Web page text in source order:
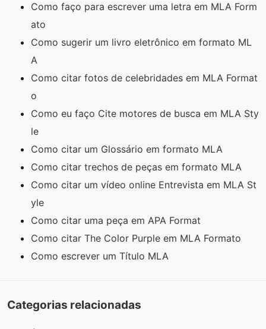
Como faço para escrever uma letra em MLA Form
ato
Como sugerir um livro eletrônico em formato ML
A
Como citar fotos de celebridades em MLA Format
o
Como eu faço Cite motores de busca em MLA Sty
le
Como citar um Glossário em formato MLA
Como citar trechos de peças em formato MLA
Como citar um vídeo online Entrevista em MLA St
yle
Como citar uma peça em APA Format
Como citar The Color Purple em MLA Formato
Como escrever um Título MLA
Categorias relacionadas